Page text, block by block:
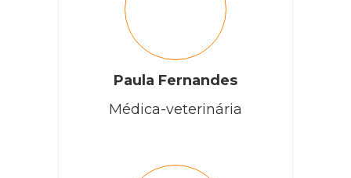
Paula Fernandes
Médica-veterinária